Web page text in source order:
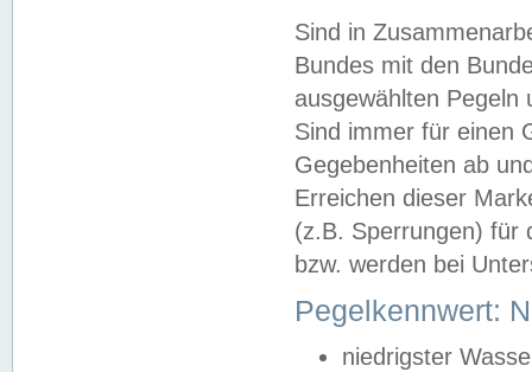
Sind in
Bundes mit den
ausgewählten
Sind immer für einen
Gegebenheiten ab
Erreichen dieser
(z.B. Sperrungen) für
bzw. werden bei
Pegelkennwert:
niedrigster